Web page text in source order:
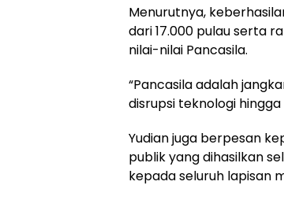
Menurutnya,
dari 17.000 pulau serta
nilai-nilai Pancasila.
“Pancasila adalah
disrupsi teknologi
Yudian juga berpesan
publik yang dihasilkan
kepada seluruh lapisan